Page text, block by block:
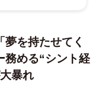
を持たせてく
める“シント経
暴れ